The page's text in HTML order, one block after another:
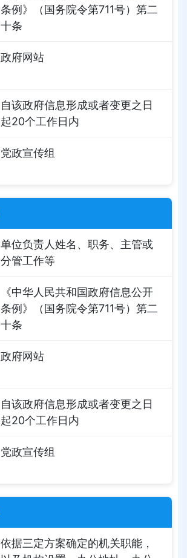
条例》（国务院令第711号）第二
十条
政府网站
自该政府信息形成或者变更之日
起20个工作日内
党政宣传组
单位负责人姓名、职务、主管或
分管工作等
《中华人民共和国政府信息公开
条例》（国务院令第711号）第二
十条
政府网站
自该政府信息形成或者变更之日
起20个工作日内
党政宣传组
依据三定方案确定的机关职能，